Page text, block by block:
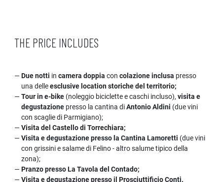
THE PRICE INCLUDES
Due notti in camera doppia con colazione inclusa presso
una delleesclusive location storiche del territorio;
Tour in e-bike (noleggio biciclette e caschi incluso), visita e
degustazione presso la cantina diAntonio Aldini (due vini
con scaglie di Parmigiano);
Visita del Castello di Torrechiara;
Visita e degustazione presso la Cantina Lamoretti (due vini
con grissini e salame di Felino - altro salume tipico della
zona);
Pranzo presso La Tavola del Contado;
Visita e degustazione presso il Prosciuttificio Conti.